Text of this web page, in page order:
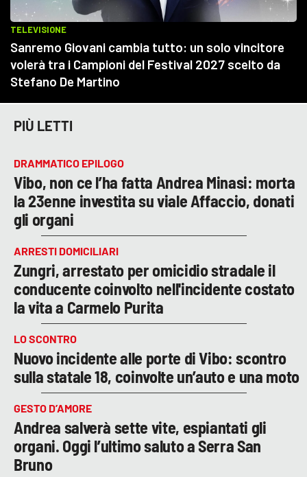
PIÙ LETTI
DRAMMATICO EPILOGO
Vibo, non ce l’ha fatta Andrea Minasi: morta
la 23enne investita su viale Affaccio, donati
gli organi
ARRESTI DOMICILIARI
Zungri, arrestato per omicidio stradale il
conducente coinvolto nell'incidente costato
la vita a Carmelo Purita
LO SCONTRO
Nuovo incidente alle porte di Vibo: scontro
sulla statale 18, coinvolte un’auto e una moto
GESTO D’AMORE
Andrea salverà sette vite, espiantati gli
organi. Oggi l’ultimo saluto a Serra San
Bruno